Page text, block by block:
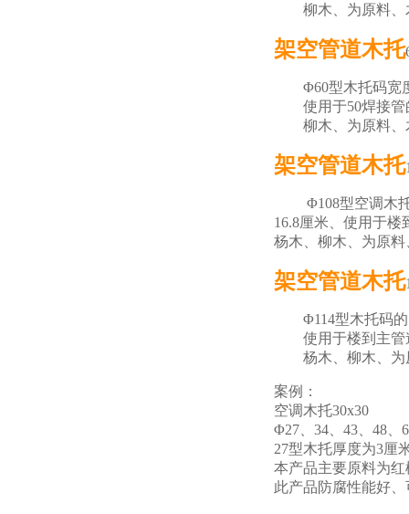
柳木、为原料、木
架空管道木托
Φ60型木托码宽度
使用于50焊接管
柳木、为原料、木
架空管道木托
Φ108型空调木托
16.8厘米、使用于
杨木、柳木、为原
架空管道木托
Φ114型木托码的
使用于楼到主管道
杨木、柳木、为原
案例：
空调木托30x30
Φ27、34、43、48、
27型木托厚度为3厘
本产品主要原料为
此产品防腐性能好